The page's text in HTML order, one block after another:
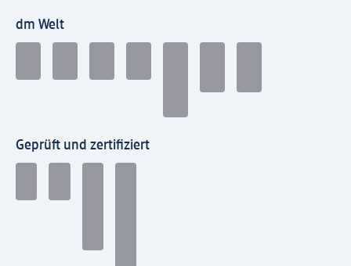
dm Welt
Geprüft und zertifiziert